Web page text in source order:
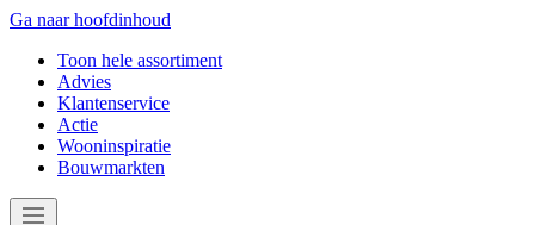
Ga naar hoofdinhoud
Toon hele assortiment
Advies
Klantenservice
Actie
Wooninspiratie
Bouwmarkten